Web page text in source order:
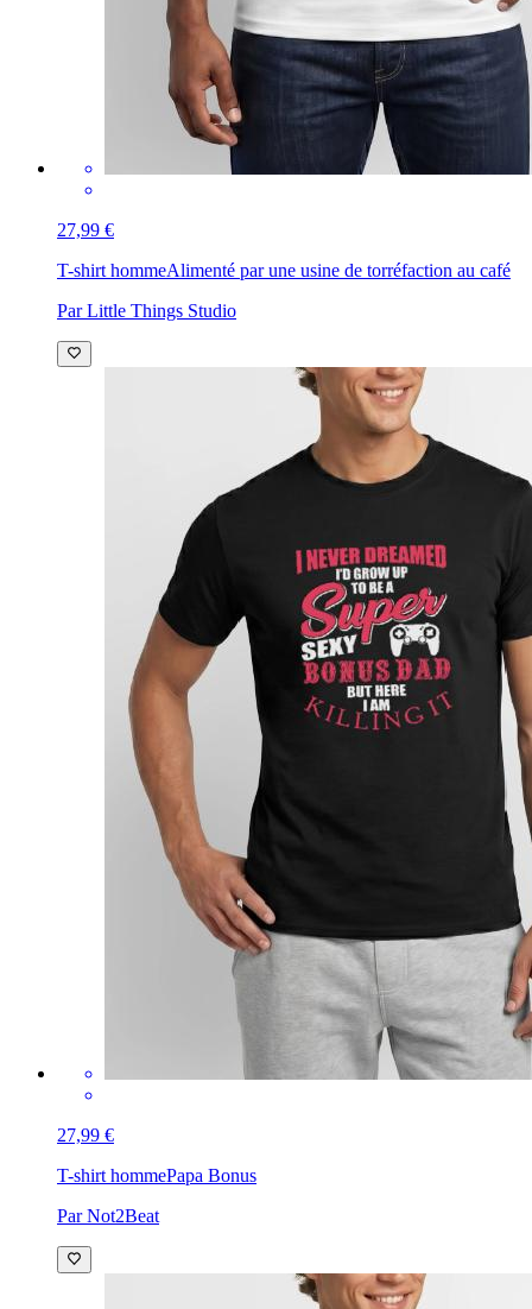
27,99 €
T-shirt hommeAlimenté par une usine de torréfaction au café
Par Little Things Studio
27,99 €
T-shirt hommePapa Bonus
Par Not2Beat